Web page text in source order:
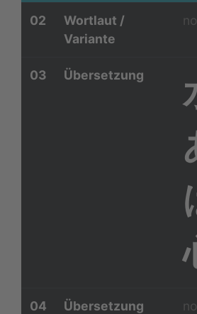
02
Wortlaut /
Variante
03 Übersetzung
04
Übersetzung